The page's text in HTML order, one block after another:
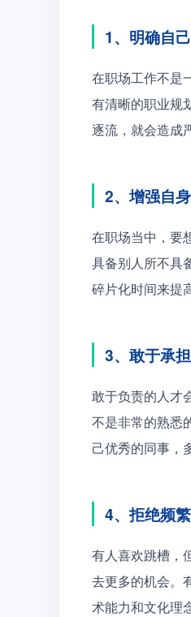
1、明确自
在职场工作不是
有清晰的职业规
逐流，就会造成
2、增强自
在职场当中，要
具备别人所不具
碎片化时间来提
3、敢于承
敢于负责的人才
不是非常的熟悉
己优秀的同事，
4、拒绝频
有人喜欢跳槽，
去更多的机会。
术能力和文化理